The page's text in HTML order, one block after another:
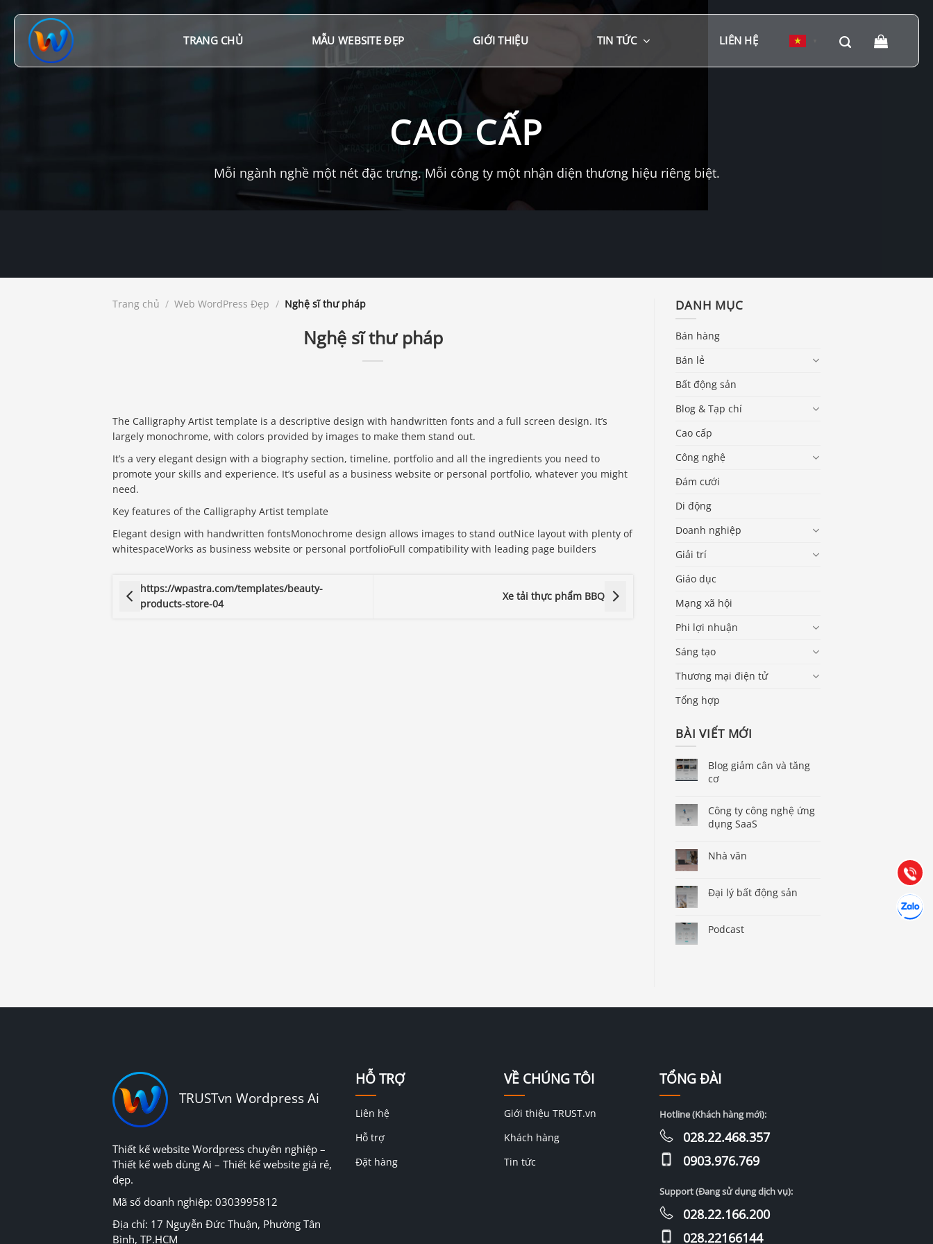
đến
TRANG CHỦ MẪU WEBSITE ĐẸP GIỚI THIỆU TIN TỨC LIÊN HỆ
CAO CẤP
Mỗi ngành nghề một nét đặc trưng. Mỗi công ty một nhận diện thương hiệu riêng biệt.
Trang chủ / Web WordPress Đẹp / Nghệ sĩ thư pháp
Nghệ sĩ thư pháp
The Calligraphy Artist template is a descriptive design with handwritten fonts and a full screen design. It’s
largely monochrome, with colors provided by images to make them stand out.
It’s a very elegant design with a biography section, timeline, portfolio and all the ingredients you need to
promote your skills and experience. It’s useful as a business website or personal portfolio, whatever you might
need.
Key features of the Calligraphy Artist template
Elegant design with handwritten fontsMonochrome design allows images to stand outNice layout with plenty of
whitespaceWorks as business website or personal portfolioFull compatibility with leading page builders
https://wpastra.com/templates/beauty-
products-store-04
Xe tải thực phẩm BBQ
DANH MỤC
Bán hàng
Bán lẻ
Bất động sản
Blog & Tạp chí
Cao cấp
Công nghệ
Đám cưới
Di động
Doanh nghiệp
Giải trí
Giáo dục
Mạng xã hội
Phi lợi nhuận
Sáng tạo
Thương mại điện tử
Tổng hợp
BÀI VIẾT MỚI
Blog giảm cân và tăng
cơ
Công ty công nghệ ứng
dụng SaaS
Nhà văn
Đại lý bất động sản
Podcast
TRUSTvn Wordpress Ai
Thiết kế website Wordpress chuyên nghiệp –
Thiết kế web dùng Ai – Thiết kế website giá rẻ,
đẹp.
Mã số doanh nghiệp: 0303995812
Địa chỉ: 17 Nguyễn Đức Thuận, Phường Tân
Bình, TP.HCM
HỖ TRỢ
Liên hệ
Hỗ trợ
Đặt hàng
VỀ CHÚNG TÔI
Giới thiệu TRUST.vn
Khách hàng
Tin tức
TỔNG ĐÀI
Hotline (Khách hàng mới):
028.22.468.357
0903.976.769
Support (Đang sử dụng dịch vụ):
028.22.166.200
028.22166144
Gọi cho
(028) 22.166.144
Chát